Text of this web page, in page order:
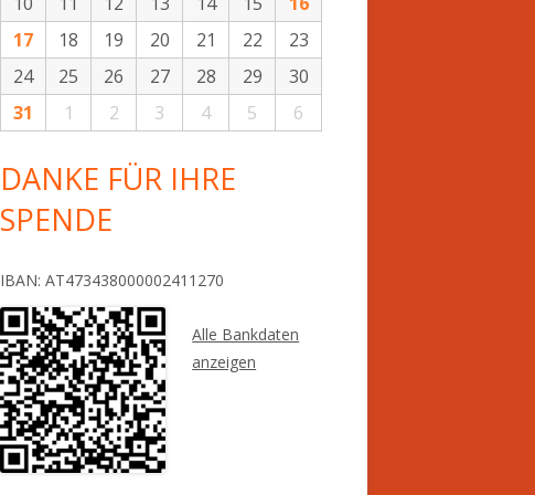
17
18 19 20 21 22
23
24
25 26 27 28 29
30
31
1 2 3 4 5 6
DANKE FÜR IHRE
SPENDE
IBAN: AT473438000002411270
Alle Bankdaten
anzeigen